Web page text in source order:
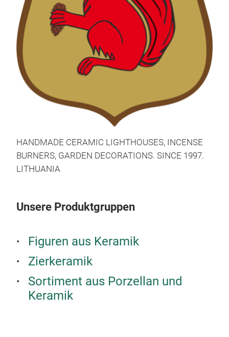
HANDMADE CERAMIC LIGHTHOUSES, INCENSE
BURNERS, GARDEN DECORATIONS. SINCE 1997.
LITHUANIA
Unsere Produktgruppen
Figuren aus Keramik
Zierkeramik
Sortiment aus Porzellan und
Keramik